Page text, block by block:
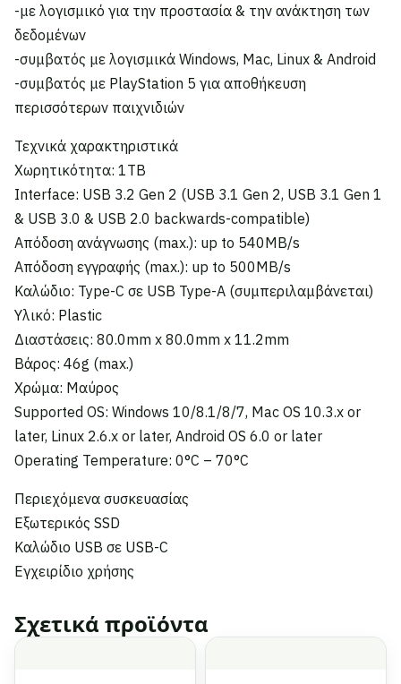
-με λογισμικό για την προστασία & την ανάκτηση των
δεδομένων
-συμβατός με λογισμικά Windows, Mac, Linux & Android
-συμβατός με PlayStation 5 για αποθήκευση
περισσότερων παιχνιδιών
Τεχνικά χαρακτηριστικά
Χωρητικότητα: 1TB
Interface: USB 3.2 Gen 2 (USB 3.1 Gen 2, USB 3.1 Gen 1
& USB 3.0 & USB 2.0 backwards-compatible)
Απόδοση ανάγνωσης (max.): up to 540MB/s
Απόδοση εγγραφής (max.): up to 500MB/s
Καλώδιο: Type-C σε USB Type-A (συμπεριλαμβάνεται)
Υλικό: Plastic
Διαστάσεις: 80.0mm x 80.0mm x 11.2mm
Βάρος: 46g (max.)
Χρώμα: Μαύρος
Supported OS: Windows 10/8.1/8/7, Mac OS 10.3.x or
later, Linux 2.6.x or later, Android OS 6.0 or later
Operating Temperature: 0°C – 70°C
Περιεχόμενα συσκευασίας
Εξωτερικός SSD
Καλώδιο USB σε USB-C
Εγχειρίδιο χρήσης
Σχετικά προϊόντα